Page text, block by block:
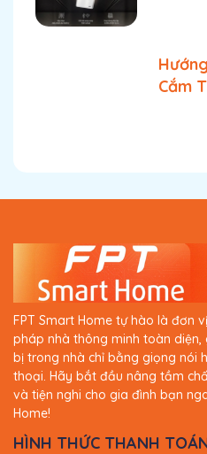
Cắm
FPT Smart Home tự hào là đơn
pháp nhà thông minh toàn
bị trong nhà chỉ bằng giọng nói
thoại. Hãy bắt đầu nâng tầm
và tiện nghi cho gia đình bạn
Home!
HÌNH THỨC THANH